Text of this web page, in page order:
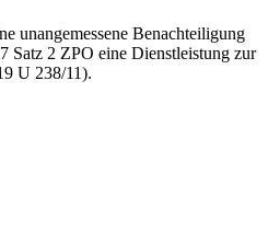
unangemessene Benachteiligung
Satz 2 ZPO eine Dienstleistung zur
U 238/11).